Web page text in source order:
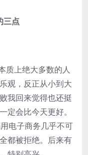
三点
上绝大多数的人
观，反正从小到大
我回来觉得也还挺
定会比今天更好。
电子商务几乎不可
都被拒绝。后来有